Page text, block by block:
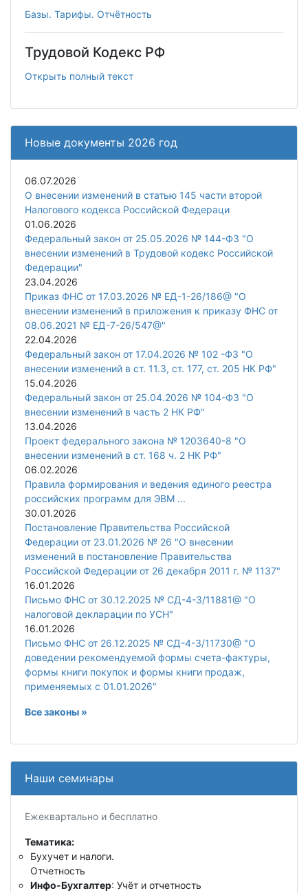
Базы. Тарифы. Отчётность
Трудовой Кодекс РФ
Открыть полный текст
Новые документы 2026 год
06.07.2026
О внесении изменений в статью 145 части второй
Налогового кодекса Российской Федераци
01.06.2026
Федеральный закон от 25.05.2026 № 144-ФЗ "О
внесении изменений в Трудовой кодекс Российской
Федерации"
23.04.2026
Приказ ФНС от 17.03.2026 № ЕД-1-26/186@ "О
внесении изменений в приложения к приказу ФНС от
08.06.2021 № ЕД-7-26/547@"
22.04.2026
Федеральный закон от 17.04.2026 № 102 -ФЗ "О
внесении изменений в ст. 11.3, ст. 177, ст. 205 НК РФ"
15.04.2026
Федеральный закон от 25.04.2026 № 104-ФЗ "О
внесении изменений в часть 2 НК РФ"
13.04.2026
Проект федерального закона № 1203640-8 "О
внесении изменений в ст. 168 ч. 2 НК РФ"
06.02.2026
Правила формирования и ведения единого реестра
российских программ для ЭВМ ...
30.01.2026
Постановление Правительства Российской
Федерации от 23.01.2026 № 26 "О внесении
изменений в постановление Правительства
Российской Федерации от 26 декабря 2011 г. № 1137"
16.01.2026
Письмо ФНС от 30.12.2025 № СД-4-3/11881@ "О
налоговой декларации по УСН"
16.01.2026
Письмо ФНС от 26.12.2025 № СД-4-3/11730@ "О
доведении рекомендуемой формы счета-фактуры,
формы книги покупок и формы книги продаж,
применяемых с 01.01.2026"
Все законы »
Наши семинары
Ежеквартально и бесплатно
Тематика:
Бухучет и налоги.
Отчетность
Инфо-Бухгалтер: Учёт и отчетность